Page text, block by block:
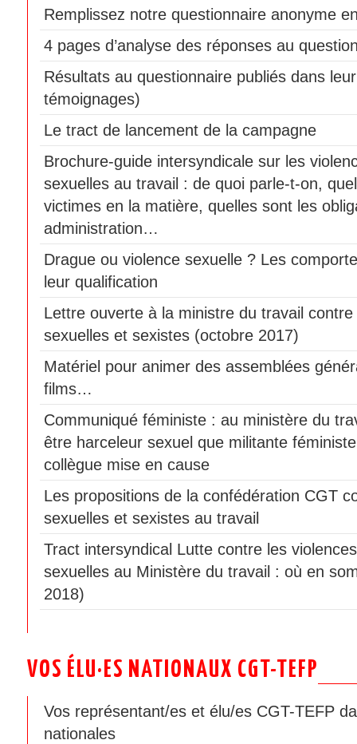
Remplissez notre questionnaire anonyme
4 pages d’analyse des réponses au
Résultats au questionnaire publiés dans
témoignages)
Le tract de lancement de la campagne
Brochure-guide intersyndicale sur les
sexuelles au travail : de quoi parle-t-on,
victimes en la matière, quelles sont les
administration…
Drague ou violence sexuelle ? Les
leur qualification
Lettre ouverte à la ministre du travail contre
sexuelles et sexistes (octobre 2017)
Matériel pour animer des assemblées
films…
Communiqué féministe : au ministère du
être harceleur sexuel que militante
collègue mise en cause
Les propositions de la confédération CGT
sexuelles et sexistes au travail
Tract intersyndical Lutte contre les
sexuelles au Ministère du travail : où en
2018)
VOS ÉLU·ES NATIONAUX CGT-TEFP
Vos représentant/es et élu/es CGT-TEFP
nationales